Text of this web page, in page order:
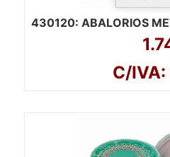
430120: ABALORIOS
C/IVA: